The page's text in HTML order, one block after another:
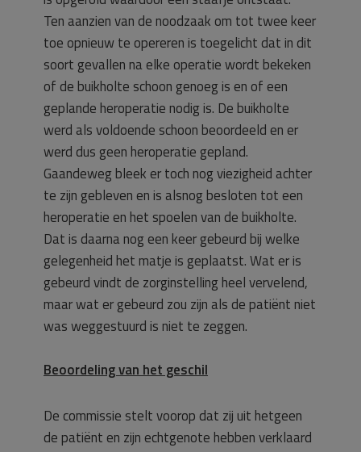
Ten aanzien van de noodzaak om tot twee keer
toe opnieuw te opereren is toegelicht dat in dit
soort gevallen na elke operatie wordt bekeken
of de buikholte schoon genoeg is en of een
geplande heroperatie nodig is. De buikholte
werd als voldoende schoon beoordeeld en er
werd dus geen heroperatie gepland.
Gaandeweg bleek er toch nog viezigheid achter
te zijn gebleven en is alsnog besloten tot een
heroperatie en het spoelen van de buikholte.
Dat is daarna nog een keer gebeurd bij welke
gelegenheid het matje is geplaatst. Wat er is
gebeurd vindt de zorginstelling heel vervelend,
maar wat er gebeurd zou zijn als de patiënt niet
was weggestuurd is niet te zeggen.
Beoordeling van het geschil
De commissie stelt voorop dat zij uit hetgeen
de patiënt en zijn echtgenote hebben verklaard